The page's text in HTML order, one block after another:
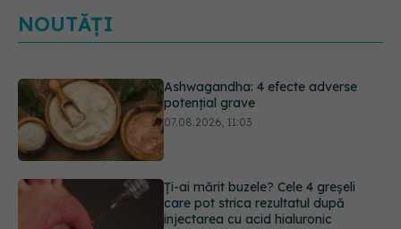
NOUTĂȚI
Ashwagandha: 4 efecte adverse
potențial grave
07.08.2026, 11:03
Ți-ai mărit buzele? Cele 4 greșeli
care pot strica rezultatul după
injectarea cu acid hialuronic